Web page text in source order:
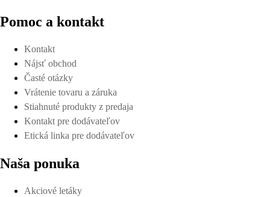
Pomoc a kontakt
Kontakt
Nájsť obchod
Časté otázky
Vrátenie tovaru a záruka
Stiahnuté produkty z predaja
Kontakt pre dodávateľov
Etická linka pre dodávateľov
Naša ponuka
Akciové letáky